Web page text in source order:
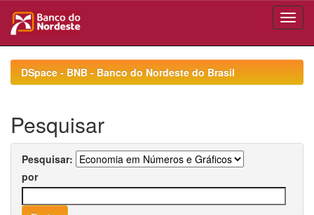
navigationDSpace - BNB - Banco do Nordeste do Brasil
Pesquisar
Pesquisar:
por